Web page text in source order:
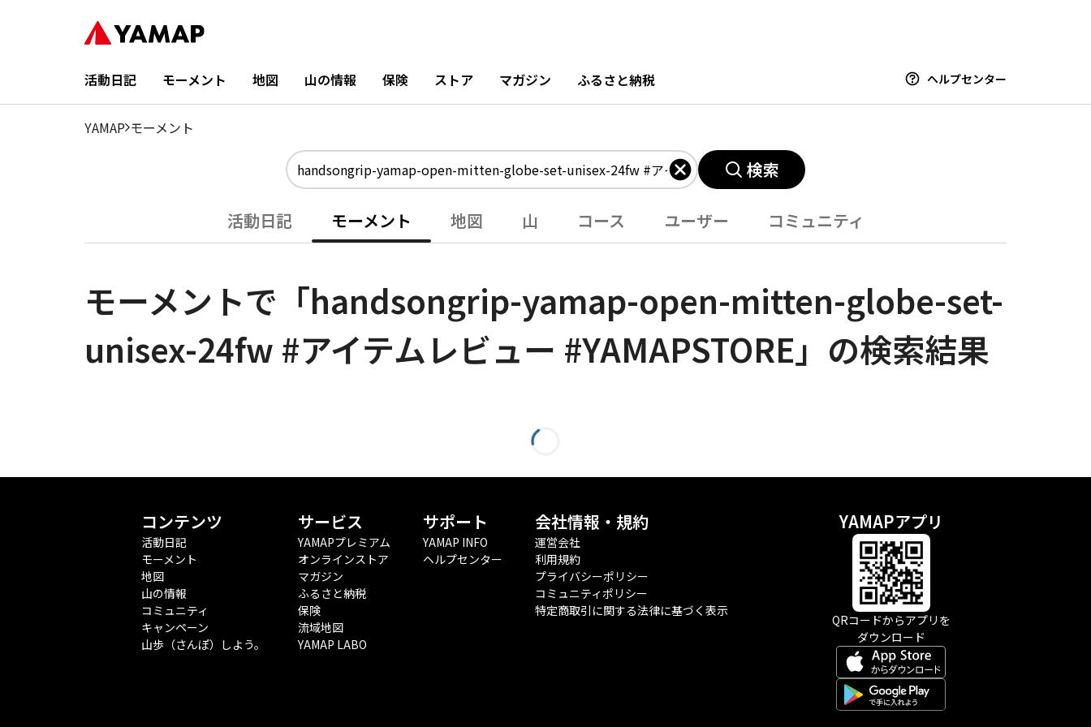
活動日記 モーメント 地図 山の情報 保険 ストア マガジン ふるさと納税 ヘルプセンター
YAMAP モーメント
検索
活動日記 モーメント 地図 山 コース ユーザー コミュニティ
モーメントで「handsongrip-yamap-open-mitten-globe-set-
unisex-24fw #アイテムレビュー #YAMAPSTORE」の検索結果
コンテンツ
活動日記
モーメント
地図
山の情報
コミュニティ
キャンペーン
山歩（さんぽ）しよう。
サービス
YAMAPプレミアム
オンラインストア
マガジン
ふるさと納税
保険
流域地図
YAMAP LABO
サポート
YAMAP INFO
ヘルプセンター
会社情報・規約
運営会社
利用規約
プライバシーポリシー
コミュニティポリシー
特定商取引に関する法律に基づく表示
YAMAPアプリ
QRコードからアプリを
ダウンロード